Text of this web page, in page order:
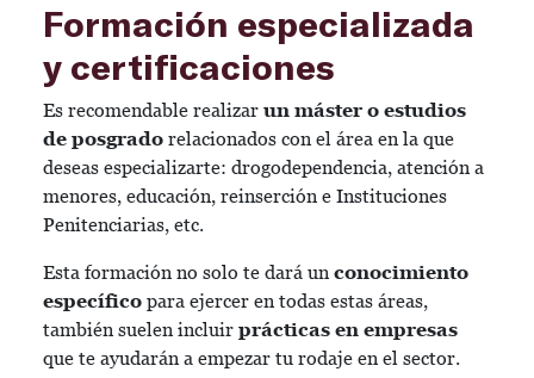
Formación especializada
y certificaciones
Es recomendable realizar un máster o estudios
de posgrado relacionados con el área en la que
deseas especializarte: drogodependencia, atención a
menores, educación, reinserción e Instituciones
Penitenciarias, etc.
Esta formación no solo te dará un conocimiento
específico para ejercer en todas estas áreas,
también suelen incluir prácticas en empresas
que te ayudarán a empezar tu rodaje en el sector.